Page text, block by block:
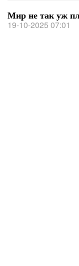
Мир не так уж
19-10-2025 07:01